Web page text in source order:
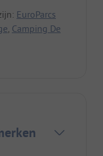
EuroParcs
, Camping De